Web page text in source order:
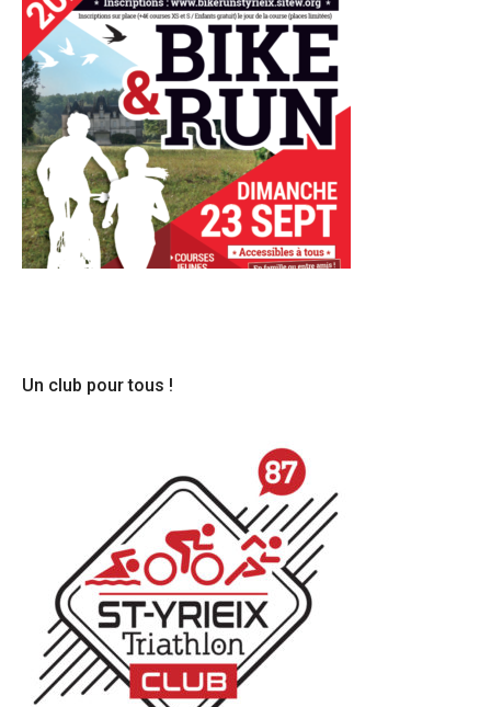
Un club pour tous !